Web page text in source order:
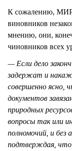
К сожалению,
виновников
мнению, они,
чиновников всех
— Если дело
задержат и
совершенно ясно,
документов
природных
вопросы так или
полномочий, и без
подтверждая, что